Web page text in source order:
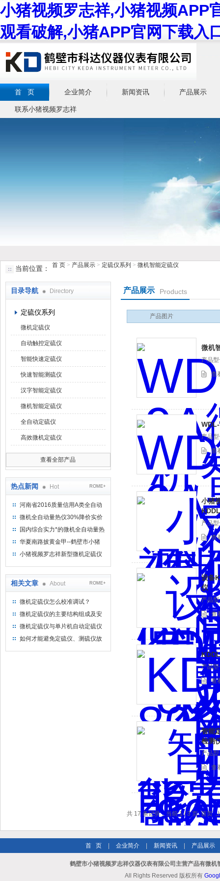
小猪视频罗志祥,小猪视频APP
观看破解,小猪APP官网下载入
鹤壁市小猪视频罗志祥仪器仪表有限公司
首 页 企业简介 新闻资讯 产品展示
联系小猪视频罗志祥
当前位置： 首 页 > 产品展示 > 定硫仪系列 > 微机智能定硫仪
目录导航 Directory
定硫仪系列
微机定硫仪
自动触控定硫仪
智能快速定硫仪
快速智能测硫仪
汉字智能定硫仪
微机智能定硫仪
全自动定硫仪
高效微机定硫仪
查看全部产品
热点新闻 Hot ROME+
河南省2016质量信用A类全自动
量热仪
微机全自动量热仪30%降价实价
出售
国内综合实力*的微机全自动量热
仪制造企业
华夏南路披黄金甲--鹤壁市小猪
视频罗志祥仪器仪表有限公司
小猪视频罗志祥新型微机定硫仪
相关文章 About ROME+
微机定硫仪怎么校准调试？
微机定硫仪的主要结构组成及安
装
微机定硫仪与单片机自动定硫仪
的区别
如何才能避免定硫仪、测硫仪故
产品展示 Products
产品图片
微机
产品型号
查
产品型
查
小猪
产品型
查
设备
仪
产品型号
查
产品型号
查
智能
检测
产品型
查
共 17 条记录，当前 1 / 3 页 首页
首 页 企业简介 新闻资讯 产品展示
鹤壁市小猪视频罗志祥仪器仪表有限公司主营产品有微
All Rights Reserved 版权所有